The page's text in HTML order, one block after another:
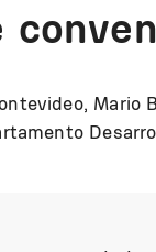
Mario